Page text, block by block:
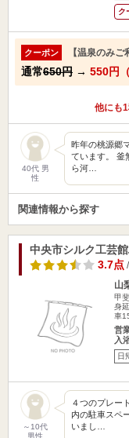
ク
クーポン 【温泉のみ
通常650円 → 550円
他にも
40代 男
性
昨年の桃源郷
ています。 釜
ら河…
関連情報から探す
中央市シルク工芸
3.7点/
山
甲
身
車
営
入
日
～10代
男性
４つのプレー
内の駐車スペ
いまし…